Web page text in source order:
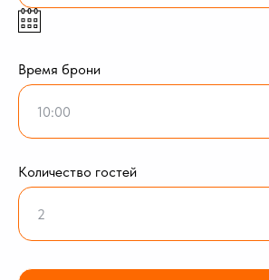
Время брони
Количество гостей